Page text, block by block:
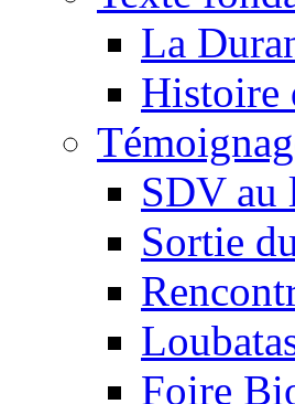
La
Histoire
SDV au
Sortie
Foire